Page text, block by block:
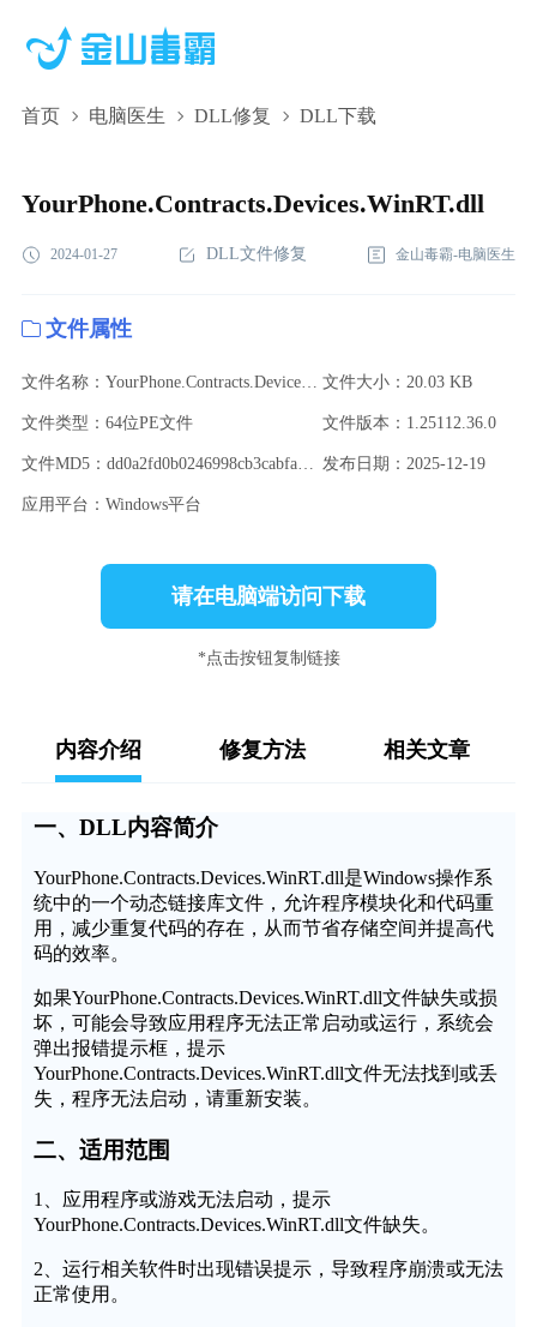
首页 电脑医生 DLL修复 DLL下载
YourPhone.Contracts.Devices.WinRT.dll
2024-01-27 DLL文件修复 金山毒霸-电脑医生
文件属性
文件名称：YourPhone.Contracts.Devices.WinRT.dll 文件大小：20.03 KB
文件类型：64位PE文件 文件版本：1.25112.36.0
文件MD5：dd0a2fd0b0246998cb3cabfae5559f91 发布日期：2025-12-19
应用平台：Windows平台
请在电脑端访问下载
*点击按钮复制链接
内容介绍 修复方法 相关文章
一、DLL内容简介
YourPhone.Contracts.Devices.WinRT.dll是Windows操作系
统中的一个动态链接库文件，允许程序模块化和代码重
用，减少重复代码的存在，从而节省存储空间并提高代
码的效率。
如果YourPhone.Contracts.Devices.WinRT.dll文件缺失或损
坏，可能会导致应用程序无法正常启动或运行，系统会
弹出报错提示框，提示
YourPhone.Contracts.Devices.WinRT.dll文件无法找到或丢
失，程序无法启动，请重新安装。
二、适用范围
1、应用程序或游戏无法启动，提示
YourPhone.Contracts.Devices.WinRT.dll文件缺失。
2、运行相关软件时出现错误提示，导致程序崩溃或无法
正常使用。